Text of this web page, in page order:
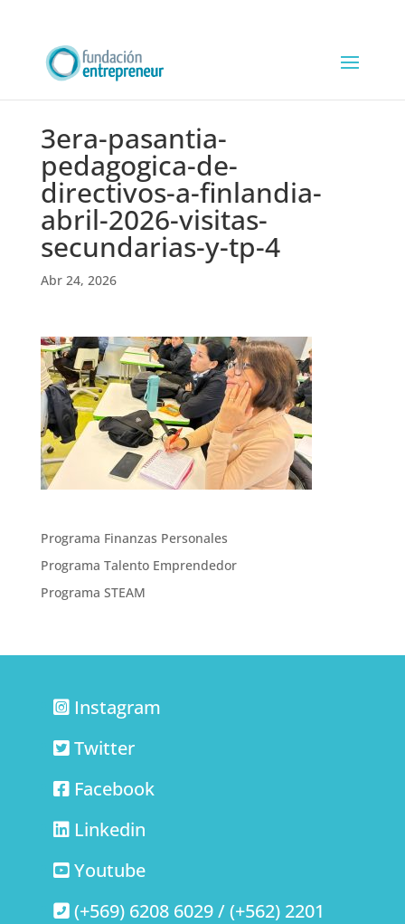
3era-pasantia-
pedagogica-de-
directivos-a-finlandia-
abril-2026-visitas-
secundarias-y-tp-4
Abr 24, 2026
Programa Finanzas Personales
Programa Talento Emprendedor
Programa STEAM
Instagram
Twitter
Facebook
Linkedin
Youtube
(+569) 6208 6029 / (+562) 2201